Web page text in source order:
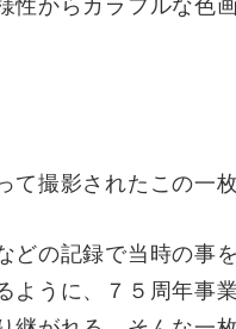
性からカラフルな色
て撮影されたこの一
どの記録で当時の事
ように、７５周年事